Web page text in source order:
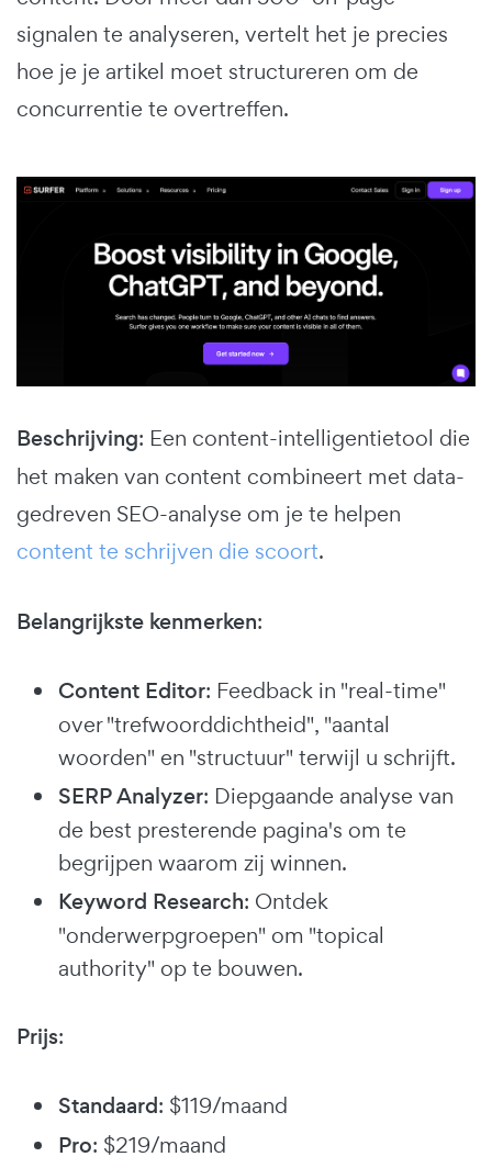
signalen te analyseren, vertelt het je precies
hoe je je artikel moet structureren om de
concurrentie te overtreffen.
Beschrijving: Een content-intelligentietool die
het maken van content combineert met data-
gedreven SEO-analyse om je te helpen
content te schrijven die scoort.
Belangrijkste kenmerken:
Content Editor: Feedback in "real-time"
over "trefwoorddichtheid", "aantal
woorden" en "structuur" terwijl u schrijft.
SERP Analyzer: Diepgaande analyse van
de best presterende pagina's om te
begrijpen waarom zij winnen.
Keyword Research: Ontdek
"onderwerpgroepen" om "topical
authority" op te bouwen.
Prijs:
Standaard: $119/maand
Pro: $219/maand